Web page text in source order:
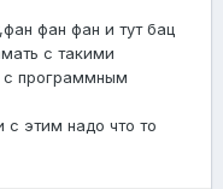
фан фан и тут бац
с такими
с программным
этим надо что то